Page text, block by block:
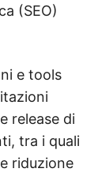
(SEO)
e tools
release di
tra i quali
riduzione